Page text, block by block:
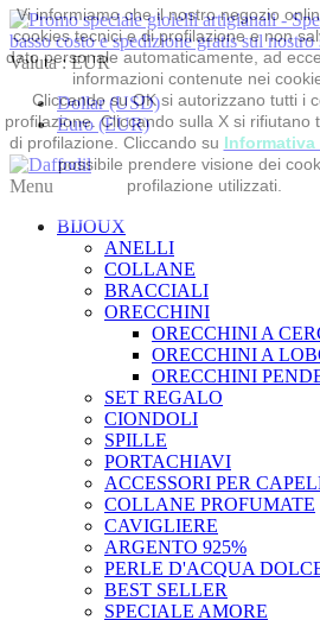
Valuta : EUR
Dollar (USD)
Euro (EUR)
Menu
BIJOUX
ANELLI
COLLANE
BRACCIALI
ORECCHINI
ORECCHINI A
ORECCHINI A
ORECCHINI
SET REGALO
CIONDOLI
SPILLE
PORTACHIAVI
ACCESSORI PER
COLLANE PROFUMATE
CAVIGLIERE
ARGENTO 925%
PERLE D'ACQUA
BEST SELLER
SPECIALE AMORE
Vi informiamo che il nostro negozio
cookies tecnici e di profilazione e non
dato personale automaticamente, ad
informazioni contenute nei
Cliccando su OK si autorizzano tutti i
profilazione. Cliccando sulla X si rifiutano
di profilazione. Cliccando su Informativa
possibile prendere visione dei
profilazione utilizzati.